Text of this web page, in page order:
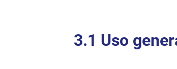
3.1 Uso